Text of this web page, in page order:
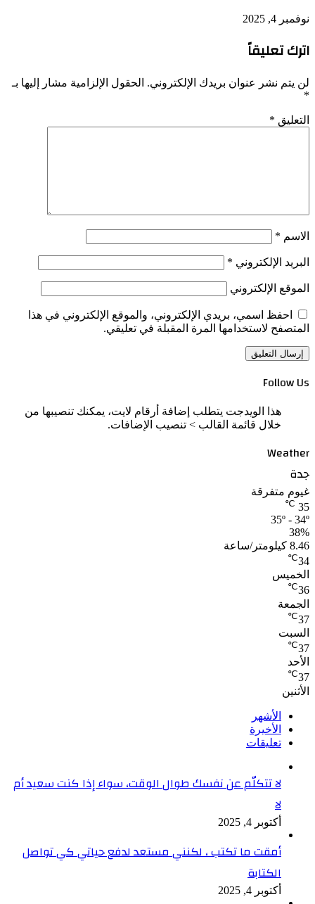
نوفمبر 4, 2025
اترك تعليقاً
لن يتم نشر عنوان بريدك الإلكتروني. الحقول الإلزامية مشار إليها بـ
*
التعليق *
الاسم *
البريد الإلكتروني *
الموقع الإلكتروني
احفظ اسمي، بريدي الإلكتروني، والموقع الإلكتروني في هذا
المتصفح لاستخدامها المرة المقبلة في تعليقي.
Follow Us
هذا الويدجت يتطلب إضافة أرقام لايت، يمكنك تنصيبها من
خلال قائمة القالب > تنصيب الإضافات.
Weather
جدة
غيوم متفرقة
35
℃
35º - 34º
38%
8.46 كيلومتر/ساعة
34
℃
الخميس
36
℃
الجمعة
37
℃
السبت
37
℃
الأحد
37
℃
الأثنين
الأشهر
الأخيرة
تعليقات
لا تتكلّم عن نفسك طوال الوقت، سواء إذا كنت سعيد أم
لا
أكتوبر 4, 2025
أمقت ما تكتب ، لكنني مستعد لدفع حياتي كي تواصل
الكتابة
أكتوبر 4, 2025